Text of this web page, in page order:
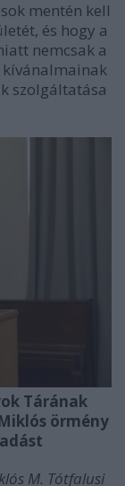
mentén kell
és hogy a
nemcsak a
kívánalmainak
szolgáltatása
Tárának
örmény
M. Tótfalusi